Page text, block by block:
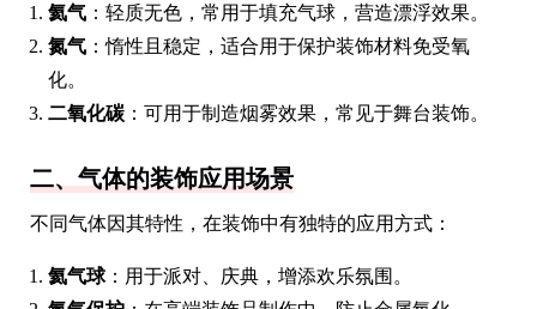
氦气 ：轻质无色，常用于填充气球，营造漂浮效果。
氮气 ：惰性且稳定，适合用于保护装饰材料免受氧
化。
二氧化碳 ：可用于制造烟雾效果，常见于舞台装饰。
二、气体的装饰应用场景
不同气体因其特性，在装饰中有独特的应用方式：
氦气球：用于派对、庆典，增添欢乐氛围。